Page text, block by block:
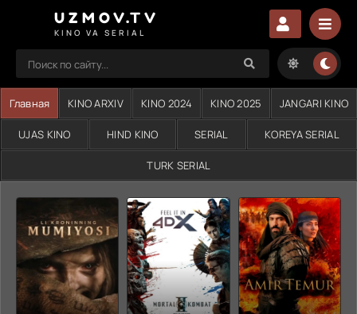
UZMOV.TV
KINO VA SERIAL
Главная KINO ARXIV KINO 2024 KINO 2025 JANGARI KINO
UJAS KINO HIND KINO SERIAL KOREYA SERIAL
TURK SERIAL